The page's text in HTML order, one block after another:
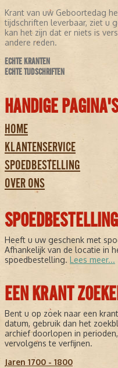
Krant van uw Geboortedag
tijdschriften leverbaar, ziet u
kan het zijn dat er niets is
andere reden.
ECHTE KRANTEN
ECHTE TIJDSCHRIFTEN
HANDIGE PAGINA'S
HOME
KLANTENSERVICE
SPOEDBESTELLING
OVER ONS
Heeft u uw geschenk met
Afhankelijk van de locatie in
spoedbestelling. Lees meer...
EEN KRANT
Bent u op zoek naar een
datum, gebruik dan het
archief doorlopen in
vervolgens te verfijnen.
Jaren 1700 - 1800